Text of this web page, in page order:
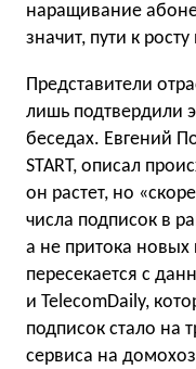
наращивание
значит, пути к
Представители
лишь подтвердили
беседах. Евгений
START, описал
он растет, но
числа подписок в
а не притока
пересекается с
и TelecomDaily,
подписок стало на
сервиса на